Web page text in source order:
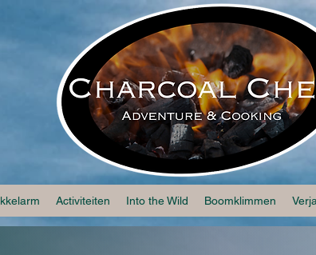
Activiteiten Into the Wild Boomklimmen